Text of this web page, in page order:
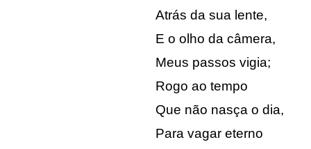
Atrás da sua lente,
E o olho da câmera,
Meus passos vigia;
Rogo ao tempo
Que não nasça o dia,
Para vagar eterno